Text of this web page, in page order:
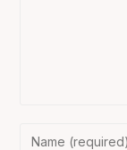
Enter